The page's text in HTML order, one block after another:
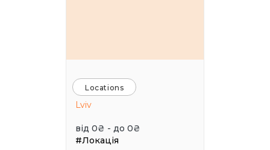
Locations
Lviv
від 0₴ - до 0₴
#Локація